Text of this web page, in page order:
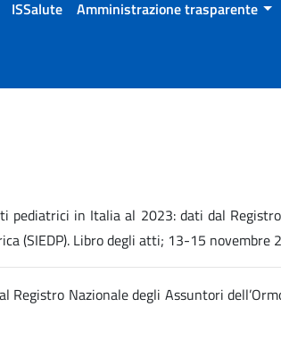
ISSalute Amministrazione trasparente
in Italia al 2023: dati dal
(SIEDP). Libro degli atti; 13-15
Nazionale degli Assuntori